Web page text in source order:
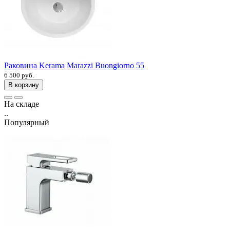
Раковина Kerama Marazzi Buongiorno 55
6 500 руб.
В корзину
На складе
..
Популярный